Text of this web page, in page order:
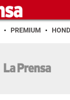
PREMIUM